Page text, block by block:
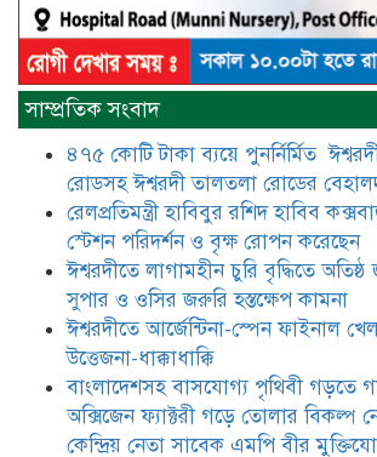
আটঘরিয়ায় বিএনপি নেতার ভাতিজাকে
​​অবৈধ অর্থ বা
রাজনীতিতে টিকে
বিএনপির কেন্দ্রিয়
সরদার
মধুমতি এক্সপ্রেস
ডিবি টিমের বিশেষ
বিশ্বাসকে ৫০ বোতল
সিরাপসহ গ্রেফতার
ঈশ্বরদীতে বিএনপি
দোকান দখলের
সম্মেলন
যে ঐক্যের মাধ্যমে
সাম্প্রতিক সংবাদ
৪৭৫ কোটি টাকা ব্যয়ে পুনর্নির্মিত
রোডসহ ঈশ্বরদী তালতলা রোডের
রেলপ্রতিমন্ত্রী হাবিবুর রশিদ হাবিব
স্টেশন পরিদর্শন ও বৃক্ষ রোপন করেছেন
ঈশ্বরদীতে লাগামহীন চুরি বৃদ্ধিতে
সুপার ও ওসির জরুরি হস্তক্ষেপ কামনা ​
ঈশ্বরদীতে আর্জেন্টিনা-স্পেন ফাইনাল
উত্তেজনা-ধাক্কাধাক্কি
বাংলাদেশসহ বাসযোগ্য পৃথিবী গড়তে
অক্সিজেন ফ্যাক্টরী গড়ে তোলার
কেন্দ্রিয় নেতা সাবেক এমপি বীর